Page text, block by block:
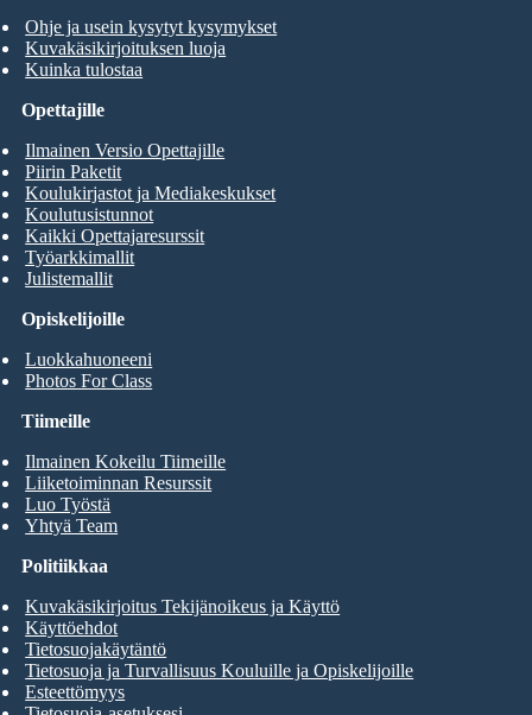
Ohje ja usein kysytyt kysymykset
Kuvakäsikirjoituksen luoja
Kuinka tulostaa
Opiskelijoille
Luokkahuoneeni
Photos For Class
Opettajille
Ilmainen Versio Opettajille
Piirin Paketit
Koulukirjastot ja Mediakeskukset
Koulutusistunnot
Kaikki Opettajaresurssit
Työarkkimallit
Julistemallit
Tiimeille
Ilmainen Kokeilu Tiimeille
Liiketoiminnan Resurssit
Luo Työstä
Yhtyä Team
Politiikkaa
Kuvakäsikirjoitus Tekijänoikeus ja Käyttö
Käyttöehdot
Tietosuojakäytäntö
Tietosuoja ja Turvallisuus Kouluille ja Opiskelijoille
Esteettömyys